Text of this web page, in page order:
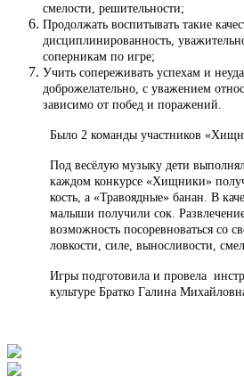
смелости, решительности;
Продолжать воспитывать такие
дисциплинированность,
соперникам по игре;
Учить сопереживать успехам и
доброжелательно, с уважением
зависимо от побед и поражений.
Было 2 команды участников
Под весёлую музыку дети
каждом конкурсе «Хищники»
кость, а «Травоядные» банан. В
малыши получили сок.
возможность посоревноваться со
ловкости, силе, выносливости,
Игры подготовила и провела
культуре Братко Галина